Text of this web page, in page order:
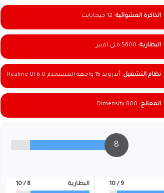
الذاكرة العشوائية: 12 جيجابايت
البطارية: 5600 ملى امبير
نظام التشغيل: أندرويد 15 واجهه المستخدم Realme UI 6.0
المعالج:
Dimensity 800
8
9
/ 10 البطارية 8
/ 10